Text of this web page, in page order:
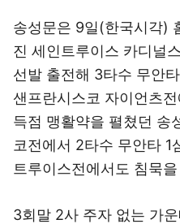
송성문은 9일(한국시각)
진 세인트루이스 카디널
선발 출전해 3타수 무안
샌프란시스코 자이언츠
득점 맹활약을 펼쳤던 송
코전에서 2타수 무안타 1
트루이스전에서도 침묵
3회말 2사 주자 없는 가